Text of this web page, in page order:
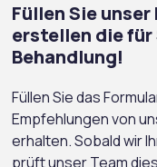
Füllen Sie
erstellen die für
Behandlung!
Füllen Sie das
Empfehlungen von
erhalten. Sobald wir
prüft unser Team